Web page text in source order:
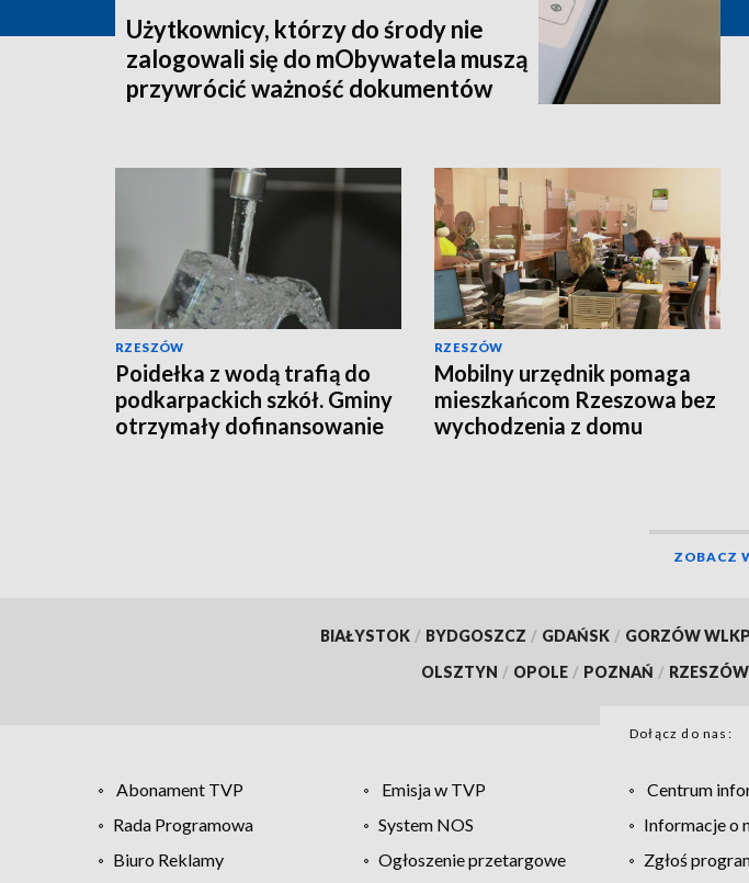
Użytkownicy, którzy do środy nie
zalogowali się do mObywatela muszą
przywrócić ważność dokumentów
RZESZÓW
Poidełka z wodą trafią do
podkarpackich szkół. Gminy
otrzymały dofinansowanie
RZESZÓW
Mobilny urzędnik pomaga
mieszkańcom Rzeszowa bez
wychodzenia z domu
ZOBACZ
BIAŁYSTOK / BYDGOSZCZ / GDAŃSK / GORZÓW
OLSZTYN / OPOLE / POZNAŃ / RZESZÓW
Dołącz do nas:
Abonament TVP Emisja w TVP Centrum
Rada Programowa
System NOS Informacje o
Biuro Reklamy
Ogłoszenie przetargowe Zgłoś